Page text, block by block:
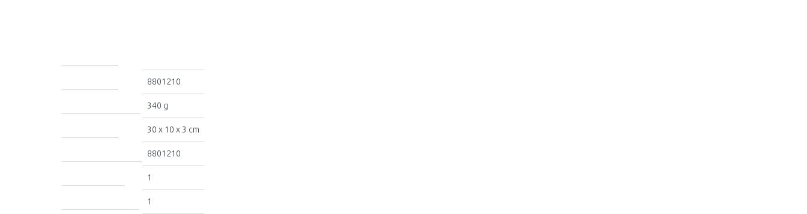
8801210
340 g
30 x 10 x 3 cm
8801210
1
1